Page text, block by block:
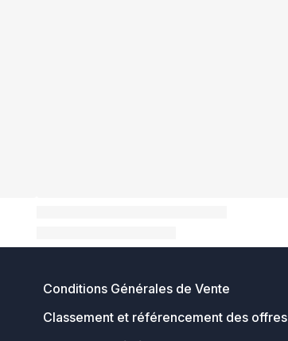
Conditions Générales de Vente
Classement et référencement des offres